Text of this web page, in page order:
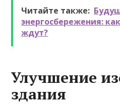
Читайте также:
энергосбережения:
ждут?
Улучшение
здания